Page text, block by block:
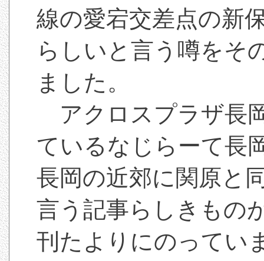
線の愛宕交差点の新
らしいと言う噂をそ
ました。
アクロスプラザ長
ているなじらーて長
長岡の近郊に関原と
言う記事らしきもの
刊たよりにのってい